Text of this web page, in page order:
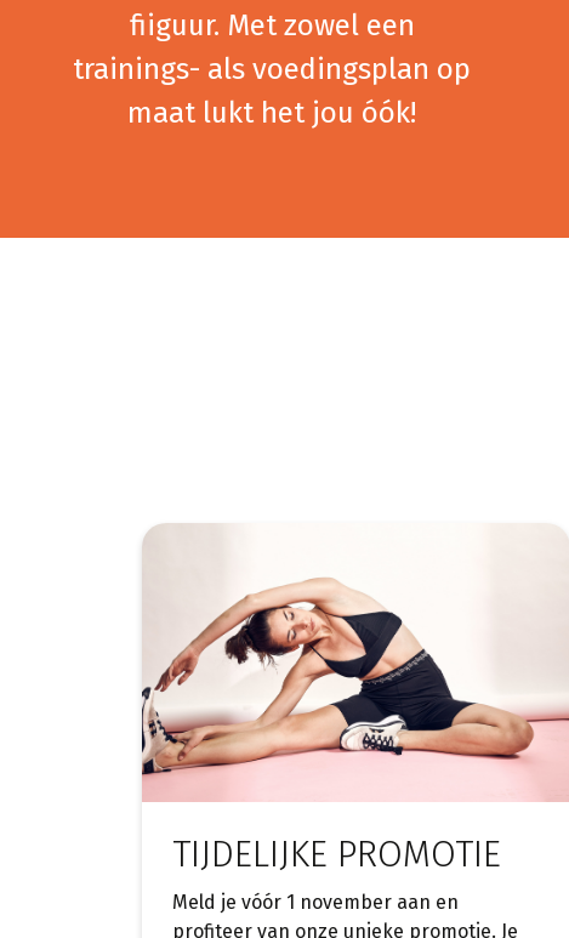
fiiguur. Met zowel een
trainings- als voedingsplan op
maat lukt het jou óók!
TIJDELIJKE PROMOTIE
Meld je vóór 1 november aan en
profiteer van onze unieke promotie. Je